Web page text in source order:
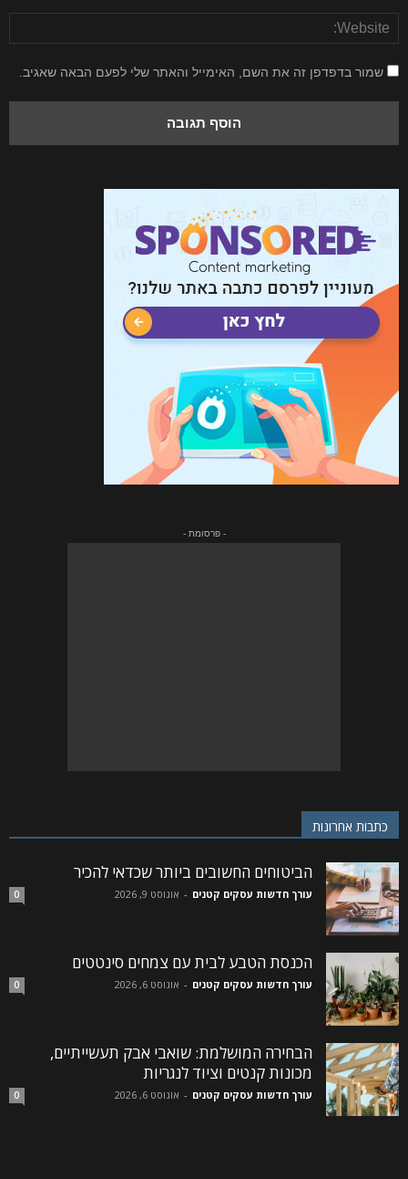
שמור בדפדפן זה את השם, האימייל והאתר שלי לפעם הבאה שאגיב.
- פרסומת -
כתבות אחרונות
הביטוחים החשובים ביותר שכדאי להכיר
עורך חדשות עסקים קטנים - אוגוסט 9, 2026 0
הכנסת הטבע לבית עם צמחים סינטטים
עורך חדשות עסקים קטנים - אוגוסט 6, 2026 0
הבחירה המושלמת: שואבי אבק תעשייתיים,
מכונות קנטים וציוד לנגריות
עורך חדשות עסקים קטנים - אוגוסט 6, 2026 0